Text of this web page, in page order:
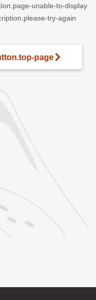
unable-to-display
try-again
page